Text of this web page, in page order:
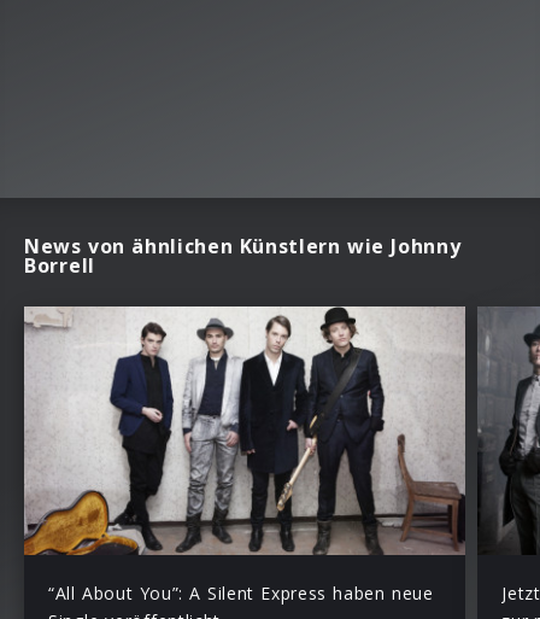
News von ähnlichen Künstlern wie Johnny
Borrell
“All About You”: A Silent Express haben neue